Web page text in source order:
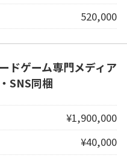
520,000
ドゲーム専門メディア
SNS同梱
¥1,900,000
¥40,000